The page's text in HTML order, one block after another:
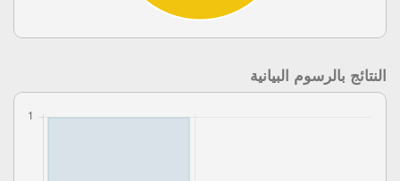
النتائج بالرسوم البيانية